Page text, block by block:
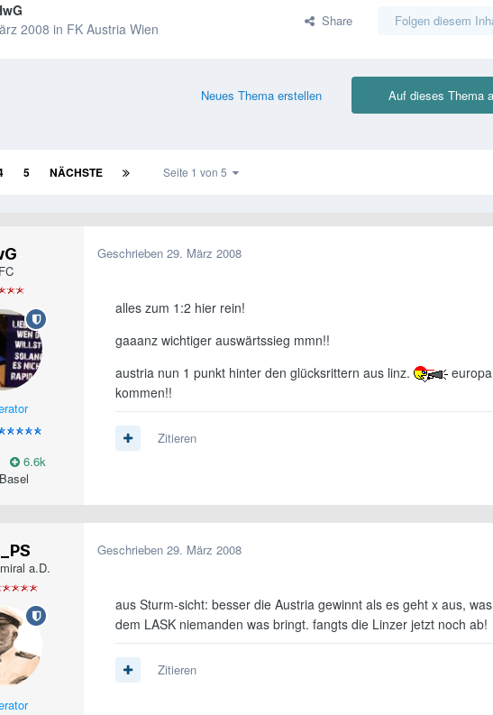
2008 in FK Austria Wien Share Folgen diesem
Auf dieses Thema
Neues Thema erstellen
5 NÄCHSTE Seite 1 von 5
6.6k
Basel
Geschrieben 29. März 2008
alles zum 1:2 hier rein!
gaaanz wichtiger auswärtssieg mmn!!
austria nun 1 punkt hinter den glücksrittern aus linz.
kommen!!
Zitieren
a.D.
Geschrieben 29. März 2008
aus Sturm-sicht: besser die Austria gewinnt als es geht x aus,
dem LASK niemanden was bringt. fangts die Linzer jetzt noch ab!
Zitieren